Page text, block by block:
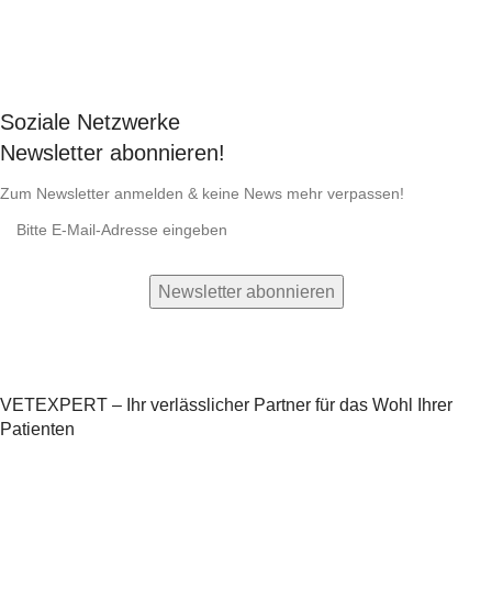
Soziale Netzwerke
Newsletter abonnieren!
Zum Newsletter anmelden & keine News mehr verpassen!
VETEXPERT – Ihr verlässlicher Partner für das Wohl Ihrer
Patienten